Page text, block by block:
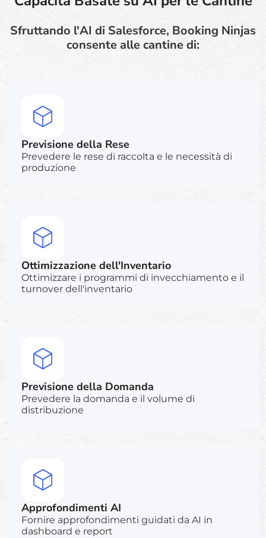
Sfruttando l'AI di Salesforce, Booking Ninjas
consente alle cantine di:
Previsione della Rese
Prevedere le rese di raccolta e le necessità di
produzione
Ottimizzazione dell'Inventario
Ottimizzare i programmi di invecchiamento e il
turnover dell'inventario
Previsione della Domanda
Prevedere la domanda e il volume di
distribuzione
Approfondimenti AI
Fornire approfondimenti guidati da AI in
dashboard e report